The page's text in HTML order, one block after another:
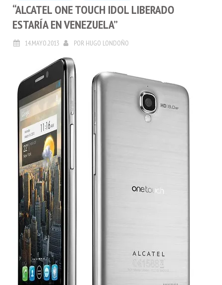
“ALCATEL ONE TOUCH IDOL LIBERADO
ESTARÍA EN VENEZUELA”
14.MAYO.2013 POR HUGO LONDOÑO